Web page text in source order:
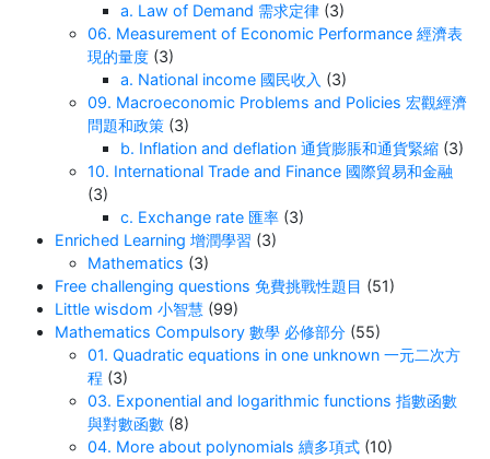
a. Law of Demand 需求定律 (3)
06. Measurement of Economic Performance 經濟表
現的量度 (3)
a. National income 國民收入 (3)
09. Macroeconomic Problems and Policies 宏觀經濟
問題和政策 (3)
b. Inflation and deflation 通貨膨脹和通貨緊縮 (3)
10. International Trade and Finance 國際貿易和金融
(3)
c. Exchange rate 匯率 (3)
Enriched Learning 增潤學習 (3)
Mathematics (3)
Free challenging questions 免費挑戰性題目 (51)
Little wisdom 小智慧 (99)
Mathematics Compulsory 數學 必修部分 (55)
01. Quadratic equations in one unknown 一元二次方
程 (3)
03. Exponential and logarithmic functions 指數函數
與對數函數 (8)
04. More about polynomials 續多項式 (10)